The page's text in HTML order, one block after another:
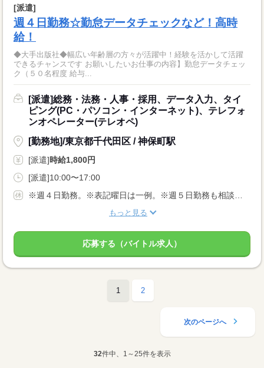
[派遣]
週４日勤務☆勤怠データチェックなど！高時
給！
◆大手出版社◆幅広い年齢層の方々が活躍中！経験を活かして活躍
できるチャンスです お願いしたいお仕事の内容】勤怠データチェッ
ク（５０名程度 給与...
[派遣]総務・法務・人事・採用、データ入力、タイ
ピング(PC・パソコン・インターネット)、テレフォ
ンオペレーター(テレオペ)
[勤務地]/東京都千代田区 / 神保町駅
[派遣]時給1,800円
[派遣]10:00〜17:00
もっと見る
応募する（バイトル求人）
1 2
次のページへ
32件中、1～25件を表示